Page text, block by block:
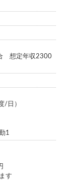
想定年収2300
/日）
1
す